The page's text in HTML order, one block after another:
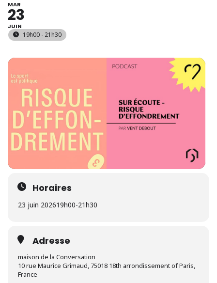
MAR
23
JUIN
19h00 - 21h30
Horaires
23 juin 202619h00-21h30
Adresse
maison de la Conversation
10 rue Maurice Grimaud, 75018 18th arrondissement of Paris,
France